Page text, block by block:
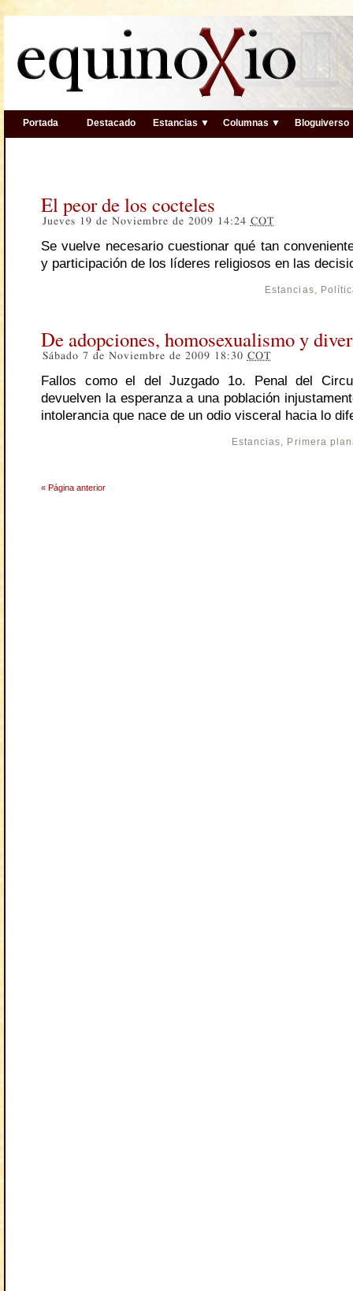
Portada Destacado Estancias ▼ Columnas ▼ Bloguiverso
El peor de los cocteles
Jueves 19 de Noviembre de 2009 14:24 COT
Se vuelve necesario cuestionar qué tan
y participación de los líderes religiosos en las
Estancias,
De adopciones, homosexualismo y
Sábado 7 de Noviembre de 2009 18:30 COT
Fallos como el del Juzgado 1o. Penal del
devuelven la esperanza a una población
intolerancia que nace de un odio visceral hacia lo
Estancias, Primera
« Página anterior